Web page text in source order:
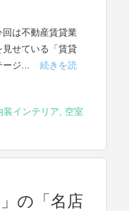
は不動産賃貸業
せている「賃貸
ージ...
続きを読
装インテリア, 空室
の「名店